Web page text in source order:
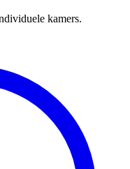
kamers.